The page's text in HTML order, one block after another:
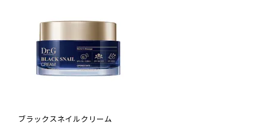
ブラックスネイルクリーム